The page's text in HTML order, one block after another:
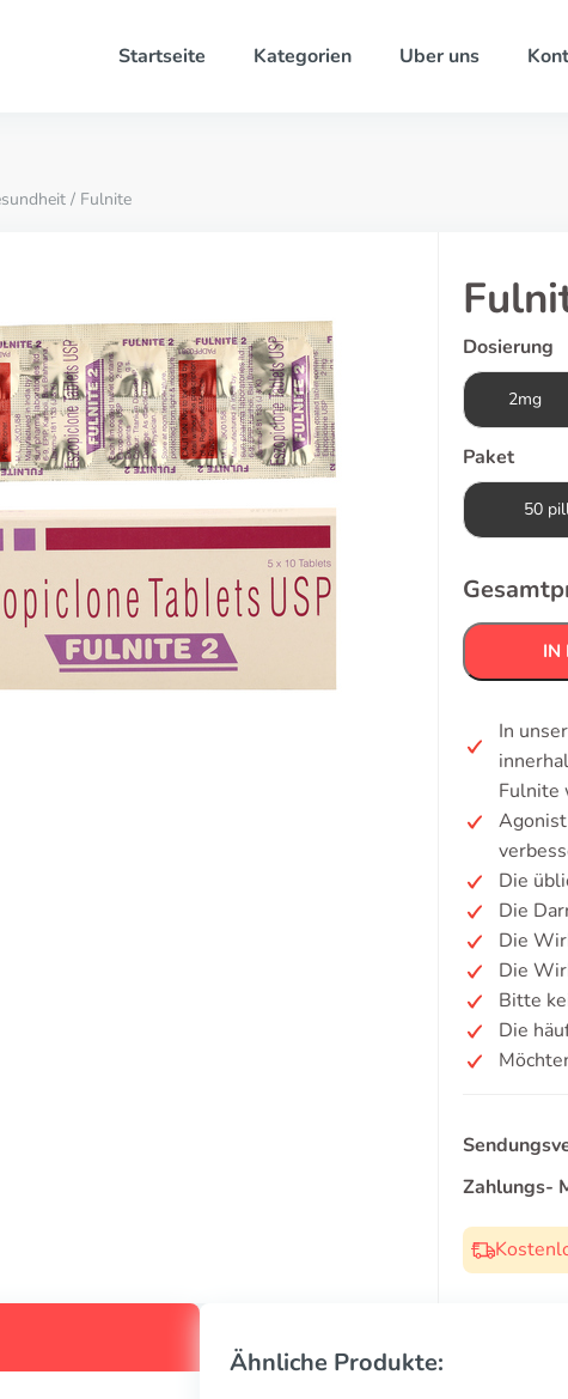
Startseite Kategorien Uber uns
/ Fulnite
Dosierung
2mg
Paket
50
IN
In
Fulnite
Die
Die
Die
Die
Bitte
Die
Zahlungs-
Ähnliche Produkte: